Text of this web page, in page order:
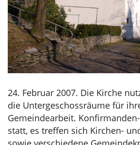
24. Februar 2007. Die Kirche
die Untergeschossräume für
Gemeindearbeit.
statt, es treffen sich Kirchen-